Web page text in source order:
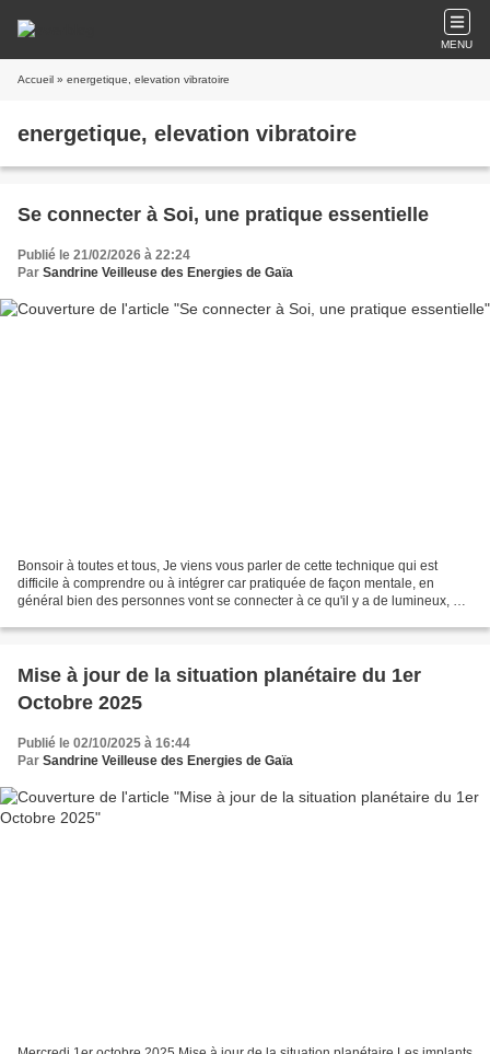
MENU
Accueil » energetique, elevation vibratoire
energetique, elevation vibratoire
Se connecter à Soi, une pratique essentielle
Publié le 21/02/2026 à 22:24
Par Sandrine Veilleuse des Energies de Gaïa
Bonsoir à toutes et tous, Je viens vous parler de cette technique qui est
difficile à comprendre ou à intégrer car pratiquée de façon mentale, en
général bien des personnes vont se connecter à ce qu'il y a de lumineux, de
Mise à jour de la situation planétaire du 1er
Octobre 2025
Publié le 02/10/2025 à 16:44
Par Sandrine Veilleuse des Energies de Gaïa